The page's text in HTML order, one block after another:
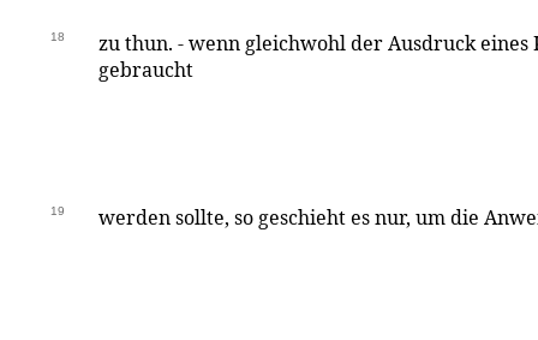
18
zu thun. - wenn gleichwohl der Ausdruck
gebraucht
19 werden sollte, so geschieht es nur, um die